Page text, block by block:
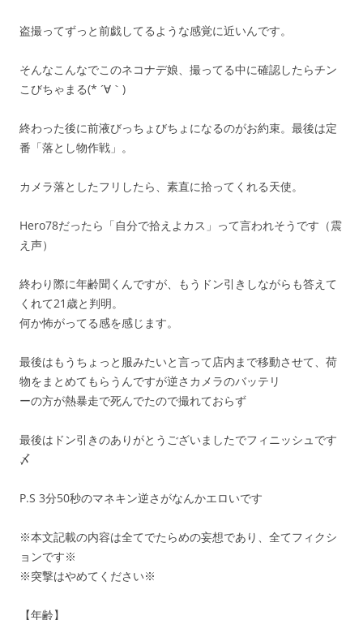
盗撮ってずっと前戯してるような感覚に近いんです。
そんなこんなでこのネコナデ娘、撮ってる中に確認したらチン
こびちゃまる(* ´∀｀)
終わった後に前液びっちょびちょになるのがお約束。最後は定
番「落とし物作戦」。
カメラ落としたフリしたら、素直に拾ってくれる天使。
Hero78だったら「自分で拾えよカス」って言われそうです（震
え声）
終わり際に年齢聞くんですが、もうドン引きしながらも答えて
くれて21歳と判明。
何か怖がってる感を感じます。
最後はもうちょっと服みたいと言って店内まで移動させて、荷
物をまとめてもらうんですが逆さカメラのバッテリ
ーの方が熱暴走で死んでたので撮れておらず
最後はドン引きのありがとうございましたでフィニッシュです
〆
P.S 3分50秒のマネキン逆さがなんかエロいです
※本文記載の内容は全てでたらめの妄想であり、全てフィクシ
ョンです※
※突撃はやめてください※
【年齢】